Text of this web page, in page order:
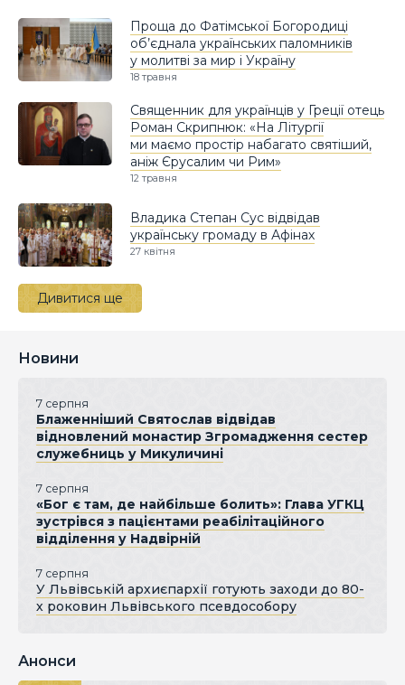
Проща до Фатімської Богородиці
об’єднала українських паломників
у молитві за мир і Україну
18 травня
Священник для українців у Греції отець
Роман Скрипнюк: «На Літургії
ми маємо простір набагато святіший,
аніж Єрусалим чи Рим»
12 травня
Владика Степан Сус відвідав
українську громаду в Афінах
27 квітня
Дивитися ще
Новини
7 серпня
Блаженніший Святослав відвідав
відновлений монастир Згромадження сестер
служебниць у Микуличині
7 серпня
«Бог є там, де найбільше болить»: Глава УГКЦ
зустрівся з пацієнтами реабілітаційного
відділення у Надвірній
7 серпня
У Львівській архиєпархії готують заходи до 80-
х роковин Львівського псевдособору
Анонси